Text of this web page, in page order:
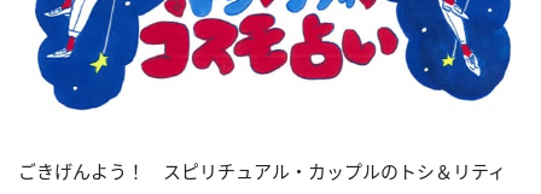
ごきげんよう！ スピリチュアル・カップルのトシ＆リティ